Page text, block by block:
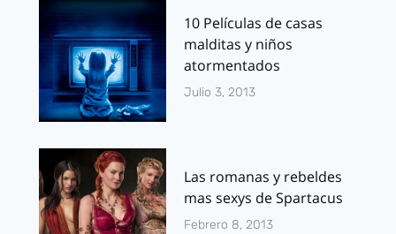
10 Películas de casas
malditas y niños
atormentados
Julio 3, 2013
Las romanas y rebeldes
mas sexys de Spartacus
Febrero 8, 2013